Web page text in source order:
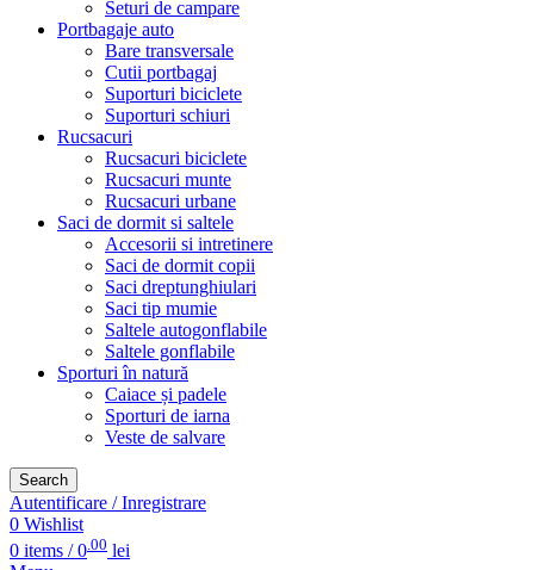
Seturi de campare
Portbagaje auto
Bare transversale
Cutii portbagaj
Suporturi biciclete
Suporturi schiuri
Rucsacuri
Rucsacuri biciclete
Rucsacuri munte
Rucsacuri urbane
Saci de dormit si saltele
Accesorii si intretinere
Saci de dormit copii
Saci dreptunghiulari
Saci tip mumie
Saltele autogonflabile
Saltele gonflabile
Sporturi în natură
Caiace și padele
Sporturi de iarna
Veste de salvare
Search
Autentificare / Inregistrare
0 Wishlist
0 items / 0.00 lei